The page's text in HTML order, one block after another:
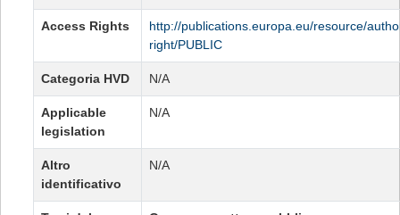
Access Rights
http://publications.europa.eu/resource/
right/PUBLIC
Categoria HVD N/A
Applicable
legislation
N/A
Altro
identificativo
N/A